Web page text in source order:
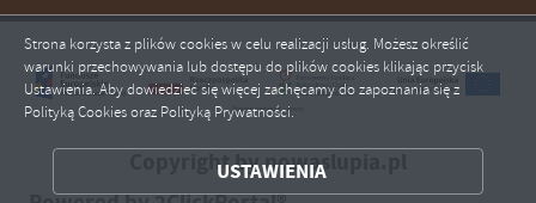
Copyright by nowaslupia.pl
Strona korzysta z plików cookies w celu realizacji usług. Możesz określić
warunki przechowywania lub dostępu do plików cookies klikając przycisk
Ustawienia. Aby dowiedzieć się więcej zachęcamy do zapoznania się z
Polityką Cookies oraz Polityką Prywatności.
USTAWIENIA
ZAPISZ WYBRANE
ZEZWÓL NA WSZYSTKIE